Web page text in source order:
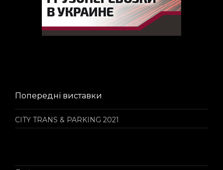
Попередні виставки
CITY TRANS & PARKING 2021